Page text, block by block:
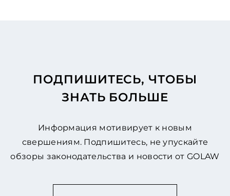
ПОДПИШИТЕСЬ, ЧТОБЫ
ЗНАТЬ БОЛЬШЕ
Информация мотивирует к новым
свершениям. Подпишитесь, не упускайте
обзоры законодательства и новости от GOLAW